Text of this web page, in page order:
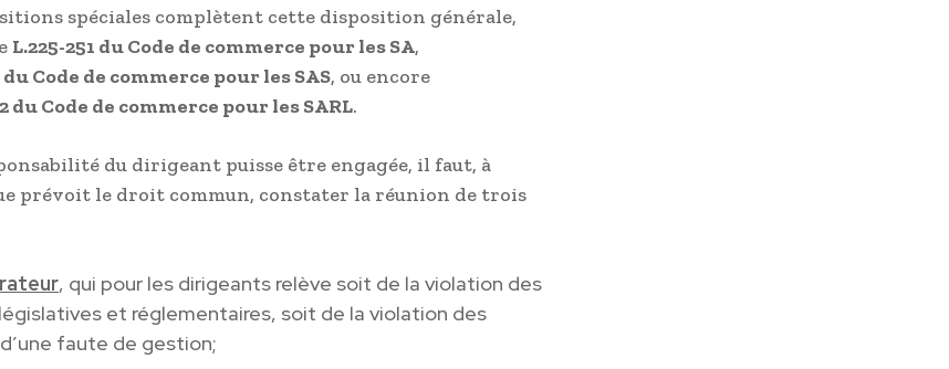
spéciales complètent cette disposition générale,
L.225-251 du Code de commerce pour les SA,
du Code de commerce pour les SAS, ou encore
du Code de commerce pour les SARL.
du dirigeant puisse être engagée, il faut, à
prévoit le droit commun, constater la réunion de trois
, qui pour les dirigeants relève soit de la violation des
et réglementaires, soit de la violation des
faute de gestion;